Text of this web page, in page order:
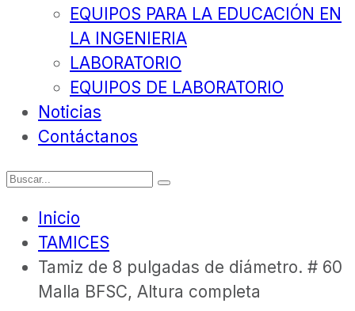
EQUIPOS PARA LA EDUCACIÓN EN
LA INGENIERIA
LABORATORIO
EQUIPOS DE LABORATORIO
Noticias
Contáctanos
Inicio
TAMICES
Tamiz de 8 pulgadas de diámetro. # 60
Malla BFSC, Altura completa